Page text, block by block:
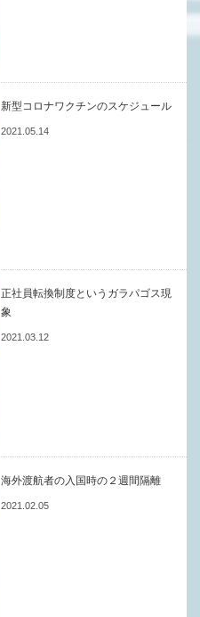
新型コロナワクチンのスケジュール
2021.05.14
正社員転換制度というガラパゴス現
象
2021.03.12
海外渡航者の入国時の２週間隔離
2021.02.05